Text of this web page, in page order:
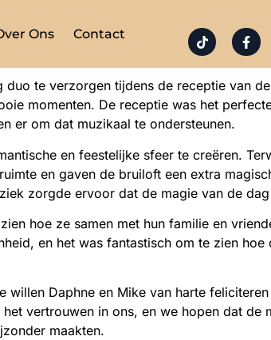
Ons Contact
te verzorgen tijdens de receptie van
momenten. De receptie was het
er om dat muzikaal te ondersteunen.
en feestelijke sfeer te creëren.
en gaven de bruiloft een extra
zorgde ervoor dat de magie van de
hoe ze samen met hun familie en
en het was fantastisch om te zien
Daphne en Mike van harte
vertrouwen in ons, en we hopen dat de
maakten.